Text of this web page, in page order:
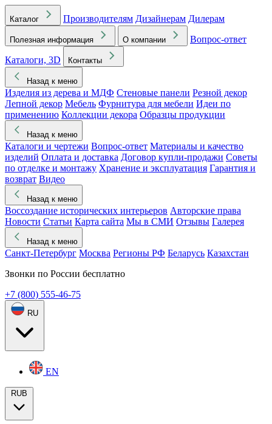
Каталог Производителям Дизайнерам Дилерам
Полезная информация О компании
Вопрос-ответ
Каталоги, 3D
Контакты
Назад к меню
Изделия из дерева и МДФ Стеновые панели Резной декор
Лепной декор Мебель Фурнитура для мебели Идеи по
применению Коллекции декора Образцы продукции
Назад к меню
Каталоги и чертежи Вопрос-ответ Материалы и качество
изделий Оплата и доставка Договор купли-продажи Советы
по отделке и монтажу Хранение и эксплуатация Гарантия и
возврат Видео
Назад к меню
Воссоздание исторических интерьеров Авторские права
Новости Статьи Карта сайта Мы в СМИ Отзывы Галерея
Назад к меню
Санкт-Петербург Москва Регионы РФ Беларусь Казахстан
Звонки по России бесплатно
+7 (800) 555-46-75
RU
EN
RUB